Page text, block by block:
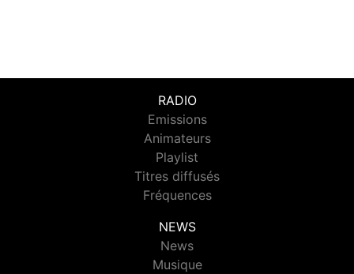
RADIO
Emissions
Animateurs
Playlist
Titres diffusés
Fréquences
NEWS
News
Musique